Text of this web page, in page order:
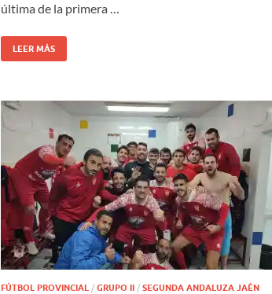
última de la primera …
LEER MÁS
FÚTBOL PROVINCIAL / GRUPO II / SEGUNDA ANDALUZA JAÉN